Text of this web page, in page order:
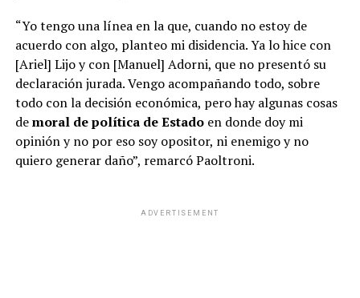
“Yo tengo una línea en la que, cuando no estoy de
acuerdo con algo, planteo mi disidencia. Ya lo hice con
[Ariel] Lijo y con [Manuel] Adorni, que no presentó su
declaración jurada. Vengo acompañando todo, sobre
todo con la decisión económica, pero hay algunas cosas
demoral de política de Estadoen donde doy mi
opinión y no por eso soy opositor, ni enemigo y no
quiero generar daño”, remarcó Paoltroni.
ADVERTISEMENT